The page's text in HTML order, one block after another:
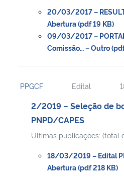
20/03/2017 –
Abertura (pdf 19 KB)
09/03/2017 –
Comissão… – Outro
PPGCF Edital
2/2019 – Seleção de
PNPD/CAPES
Ultimas publicações: (total
18/03/2019 – Edital
Abertura (pdf 218 KB)